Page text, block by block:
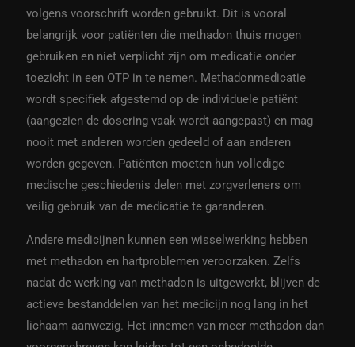
volgens voorschrift worden gebruikt. Dit is vooral
belangrijk voor patiënten die methadon thuis mogen
gebruiken en niet verplicht zijn om medicatie onder
toezicht in een OTP in te nemen. Methadonmedicatie
wordt specifiek afgestemd op de individuele patiënt
(aangezien de dosering vaak wordt aangepast) en mag
nooit met anderen worden gedeeld of aan anderen
worden gegeven. Patiënten moeten hun volledige
medische geschiedenis delen met zorgverleners om
veilig gebruik van de medicatie te garanderen.
Andere medicijnen kunnen een wisselwerking hebben
met methadon en hartproblemen veroorzaken. Zelfs
nadat de werking van methadon is uitgewerkt, blijven de
actieve bestanddelen van het medicijn nog lang in het
lichaam aanwezig. Het innemen van meer methadon dan